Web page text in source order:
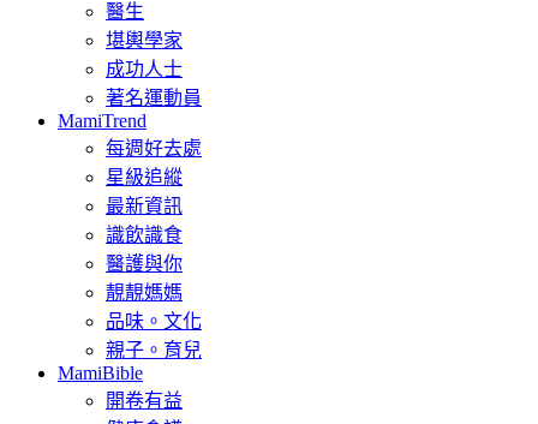
醫生
堪輿學家
成功人士
著名運動員
MamiTrend
每週好去處
星級追縱
最新資訊
識飲識食
醫護與你
靚靚媽媽
品味。文化
親子。育兒
MamiBible
開卷有益